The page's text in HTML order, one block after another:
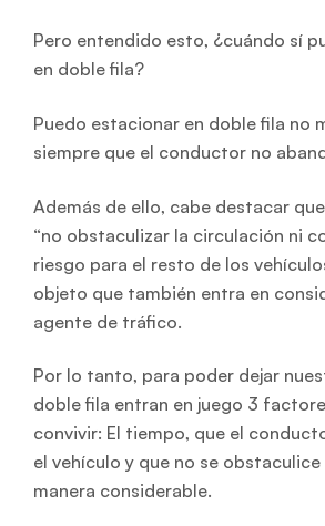
Pero entendido esto, ¿cuándo sí
en doble fila?
Puedo estacionar en doble fila no
siempre que el conductor no
Además de ello, cabe destacar
“no obstaculizar la circulación ni
riesgo para el resto de los
objeto que también entra en
agente de tráfico.
Por lo tanto, para poder dejar
doble fila entran en juego 3
convivir: El tiempo, que el
el vehículo y que no se
manera considerable.